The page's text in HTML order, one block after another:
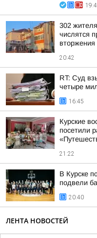
302
числятся
20:42
RT: Суд
четыре
16:45
Курские
посетили
21:22
В Курске
подвели
20:40
ЛЕНТА НОВОСТЕЙ